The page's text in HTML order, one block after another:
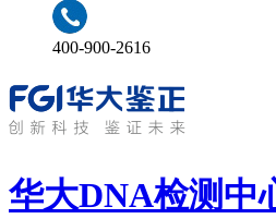
400-900-2616
华大DNA检测中